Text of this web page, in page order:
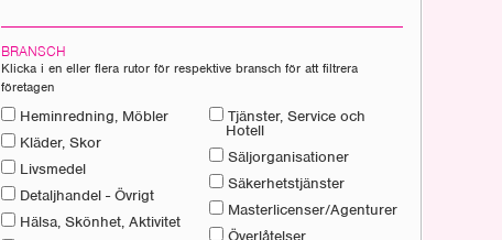
BRANSCH
Klicka i en eller flera rutor för respektive bransch för att filtrera
företagen
Heminredning, Möbler
Kläder, Skor
Livsmedel
Detaljhandel - Övrigt
Hälsa, Skönhet, Aktivitet
Tjänster, Service och
Hotell
Säljorganisationer
Säkerhetstjänster
Masterlicenser/Agenturer